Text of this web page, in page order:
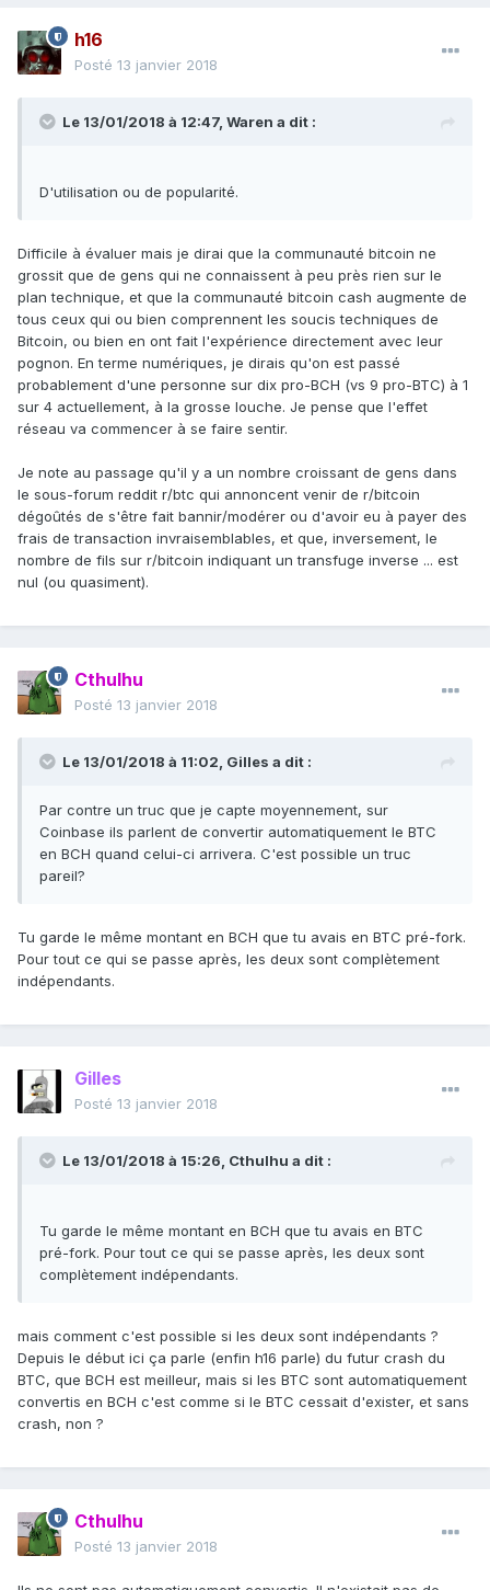
h16
Posté 13 janvier 2018
Le 13/01/2018 à 12:47, Waren a dit :
D'utilisation ou de popularité.
Difficile à évaluer mais je dirai que la communauté bitcoin ne
grossit que de gens qui ne connaissent à peu près rien sur le
plan technique, et que la communauté bitcoin cash augmente de
tous ceux qui ou bien comprennent les soucis techniques de
Bitcoin, ou bien en ont fait l'expérience directement avec leur
pognon. En terme numériques, je dirais qu'on est passé
probablement d'une personne sur dix pro-BCH (vs 9 pro-BTC) à 1
sur 4 actuellement, à la grosse louche. Je pense que l'effet
réseau va commencer à se faire sentir.
Je note au passage qu'il y a un nombre croissant de gens dans
le sous-forum reddit r/btc qui annoncent venir de r/bitcoin
dégoûtés de s'être fait bannir/modérer ou d'avoir eu à payer des
frais de transaction invraisemblables, et que, inversement, le
nombre de fils sur r/bitcoin indiquant un transfuge inverse ... est
nul (ou quasiment).
Cthulhu
Posté 13 janvier 2018
Le 13/01/2018 à 11:02, Gilles a dit :
Par contre un truc que je capte moyennement, sur
Coinbase ils parlent de convertir automatiquement le BTC
en BCH quand celui-ci arrivera. C'est possible un truc
pareil?
Tu garde le même montant en BCH que tu avais en BTC pré-fork.
Pour tout ce qui se passe après, les deux sont complètement
indépendants.
Gilles
Posté 13 janvier 2018
Le 13/01/2018 à 15:26, Cthulhu a dit :
Tu garde le même montant en BCH que tu avais en BTC
pré-fork. Pour tout ce qui se passe après, les deux sont
complètement indépendants.
mais comment c'est possible si les deux sont indépendants ?
Depuis le début ici ça parle (enfin h16 parle) du futur crash du
BTC, que BCH est meilleur, mais si les BTC sont automatiquement
convertis en BCH c'est comme si le BTC cessait d'exister, et sans
crash, non ?
Cthulhu
Posté 13 janvier 2018